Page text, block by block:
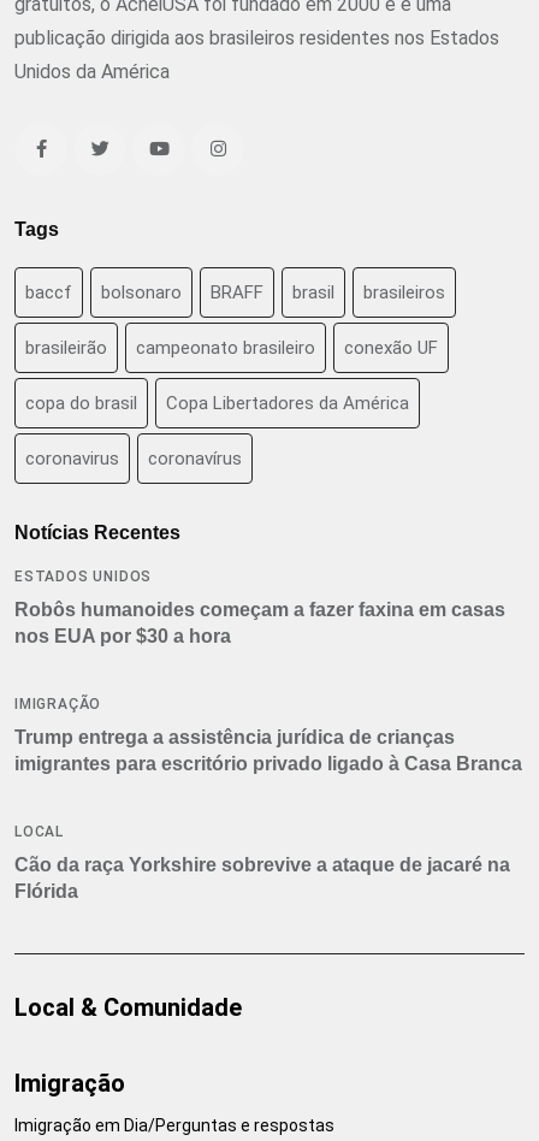
publicação dirigida aos brasileiros residentes nos Estados
Unidos da América
Tags
baccf bolsonaro BRAFF brasil brasileiros
brasileirão campeonato brasileiro conexão UF
copa do brasil Copa Libertadores da América
coronavirus coronavírus
Notícias Recentes
ESTADOS UNIDOS
Robôs humanoides começam a fazer faxina em casas
nos EUA por $30 a hora
IMIGRAÇÃO
Trump entrega a assistência jurídica de crianças
imigrantes para escritório privado ligado à Casa Branca
LOCAL
Cão da raça Yorkshire sobrevive a ataque de jacaré na
Flórida
Local & Comunidade
Imigração
Imigração em Dia/Perguntas e respostas